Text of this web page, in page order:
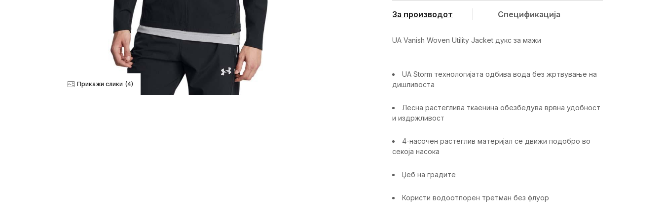
Прикажи слики (4)
За производот Спецификацијa
UA Vanish Woven Utility Jacket дукс за мажи
UA Storm технологијата одбива вода без жртвување на
дишливоста
Лесна растеглива ткаенина обезбедува врвна удобност
и издржливост
4-насочен растеглив материјал се движи подобро во
секоја насока
Џеб на градите
Користи водоотпорен третман без флуор